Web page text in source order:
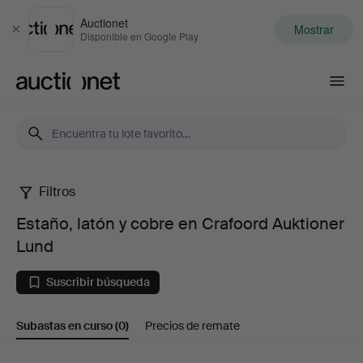
Cerrar
Auctionet
Disponible en Google Play Mostrar
Estaño,
latón
cobre
Filtros
Estaño, latón y cobre en Crafoord Auktioner
Lund
Suscribir búsqueda
Subastas en curso(0) Precios de remate